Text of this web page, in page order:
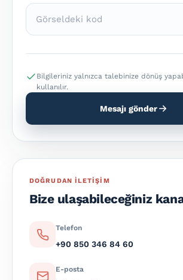
Bilgileriniz yalnızca talebinize dönüş
kullanılır.
Mesajı gönder
DOĞRUDAN ILETIŞIM
Bize ulaşabileceğiniz
Telefon
+90 850 346 84 60
E-posta